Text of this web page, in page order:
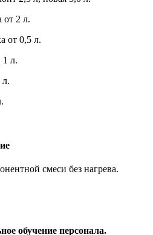
от 2 л.
от 0,5 л.
1 л.
л.
смеси без нагрева.
обучение персонала.